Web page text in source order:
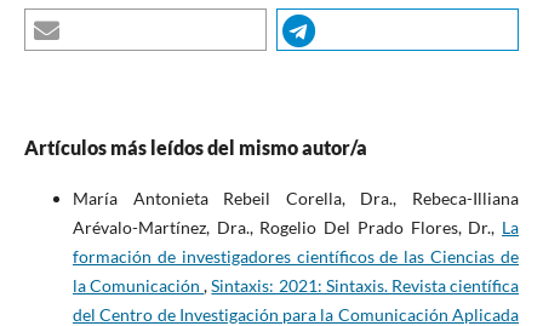
Artículos más leídos del mismo autor/a
María Antonieta Rebeil Corella, Dra., Rebeca-Illiana
Arévalo-Martínez, Dra., Rogelio Del Prado Flores, Dr., La
formación de investigadores científicos de las Ciencias de
la Comunicación,Sintaxis: 2021: Sintaxis. Revista científica
del Centro de Investigación para la Comunicación Aplicada